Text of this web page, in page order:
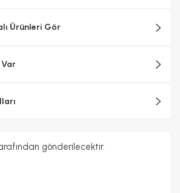
Ürünleri Gör
gönderilecektir.